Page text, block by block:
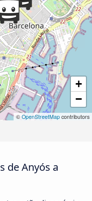
+
−
© OpenStreetMap contributors
de Anyós a